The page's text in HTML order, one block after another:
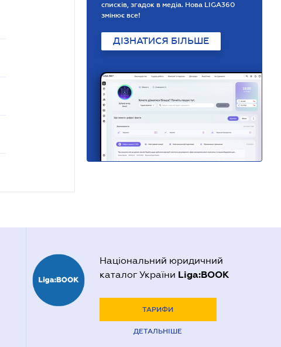
списків, згадок в медіа. Нова LIGA360
змінює все!
ДІЗНАТИСЯ БІЛЬШЕ
Національний юридичний
каталог України Liga:BOOK
ТАРИФИ
ДЕТАЛЬНІШЕ